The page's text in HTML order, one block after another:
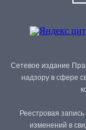
Сетевое издание
надзору в сфере
Реестровая
изменений в